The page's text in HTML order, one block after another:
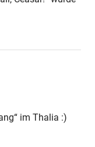
im Thalia :)